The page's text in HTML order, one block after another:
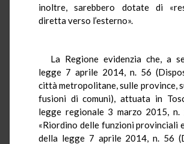
inoltre, sarebbero dotate di
diretta verso l’esterno».
La Regione evidenzia che, a
legge 7 aprile 2014, n. 56
città metropolitane, sulle province,
fusioni di comuni), attuata in
legge regionale 3 marzo 2015, n.
«Riordino delle funzioni provinciali
della legge 7 aprile 2014, n. 56